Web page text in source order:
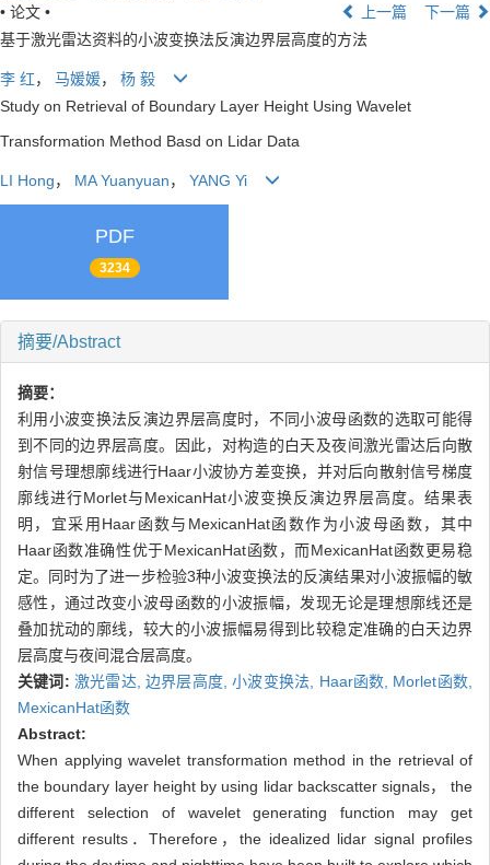
• 论文 •
上一篇
下一篇
基于激光雷达资料的小波变换法反演边界层高度的方法
李 红， 马媛媛， 杨 毅
Study on Retrieval of Boundary Layer Height Using Wavelet
Transformation Method Basd on Lidar Data
LI Hong， MA Yuanyuan， YANG Yi
PDF
3234
摘要/Abstract
摘要：
利用小波变换法反演边界层高度时，不同小波母函数的选取可能得
到不同的边界层高度。因此，对构造的白天及夜间激光雷达后向散
射信号理想廓线进行Haar小波协方差变换，并对后向散射信号梯度
廓线进行Morlet与MexicanHat小波变换反演边界层高度。结果表
明，宜采用Haar函数与MexicanHat函数作为小波母函数，其中
Haar函数准确性优于MexicanHat函数，而MexicanHat函数更易稳
定。同时为了进一步检验3种小波变换法的反演结果对小波振幅的敏
感性，通过改变小波母函数的小波振幅，发现无论是理想廓线还是
叠加扰动的廓线，较大的小波振幅易得到比较稳定准确的白天边界
层高度与夜间混合层高度。
关键词: 激光雷达, 边界层高度,小波变换法, Haar函数, Morlet函数,
MexicanHat函数
Abstract:
When applying wavelet transformation method in the retrieval of
the boundary layer height by using lidar backscatter signals， the
different selection of wavelet generating function may get
different results．Therefore，the idealized lidar signal profiles